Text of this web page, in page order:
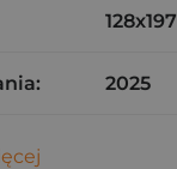
128x197
2025